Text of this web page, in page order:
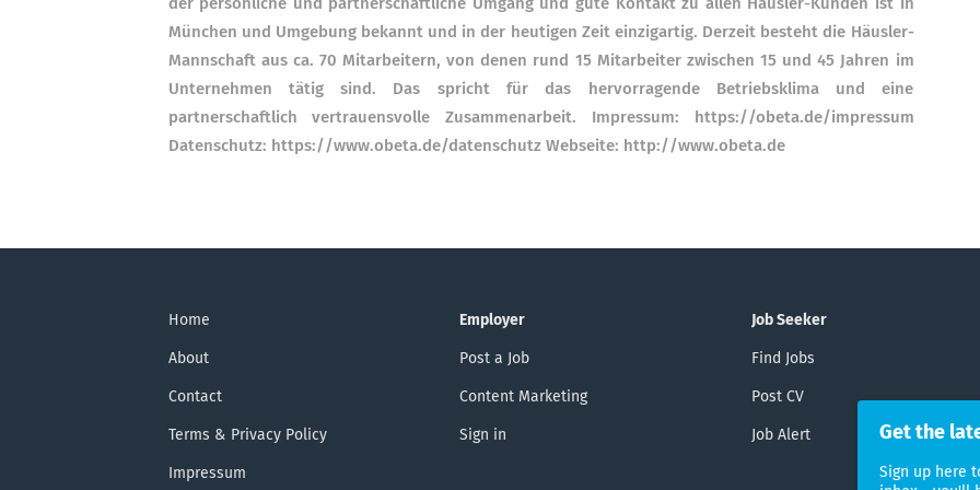
der persönliche und partnerschaftliche Umgang und gute Kontakt zu allen Häusler-Kunden ist in
München und Umgebung bekannt und in der heutigen Zeit einzigartig. Derzeit besteht die Häusler-
Mannschaft aus ca. 70 Mitarbeitern, von denen rund 15 Mitarbeiter zwischen 15 und 45 Jahren im
Unternehmen tätig sind. Das spricht für das hervorragende Betriebsklima und eine
partnerschaftlich vertrauensvolle Zusammenarbeit. Impressum: https://obeta.de/impressum
Datenschutz: https://www.obeta.de/datenschutz Webseite: http://www.obeta.de
Home
About
Contact
Terms & Privacy Policy
Impressum
Employer
Post a Job
Content Marketing
Sign in
Job Seeker
Find Jobs
Post CV
Job Alert Get the
Sign up here